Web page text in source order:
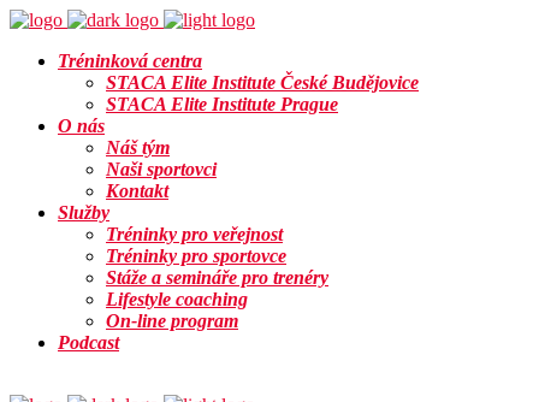
Tréninková centra
STACA Elite Institute České Budějovice
STACA Elite Institute Prague
O nás
Náš tým
Naši sportovci
Kontakt
Služby
Tréninky pro veřejnost
Tréninky pro sportovce
Stáže a semináře pro trenéry
Lifestyle coaching
On-line program
Podcast